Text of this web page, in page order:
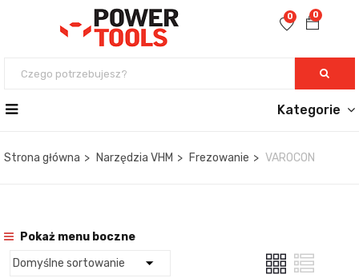
0
0
Kategorie
Strona główna Narzędzia VHM Frezowanie VAROCON
Pokaż menu boczne